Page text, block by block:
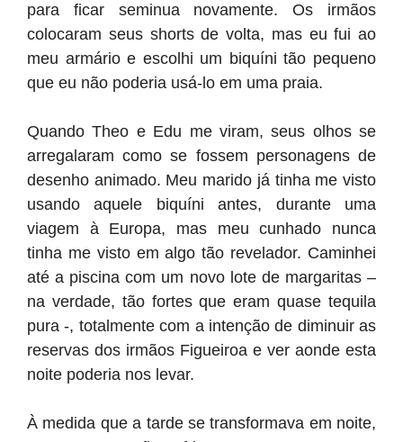
para ficar seminua novamente. Os irmãos
colocaram seus shorts de volta, mas eu fui ao
meu armário e escolhi um biquíni tão pequeno
que eu não poderia usá-lo em uma praia.
Quando Theo e Edu me viram, seus olhos se
arregalaram como se fossem personagens de
desenho animado. Meu marido já tinha me visto
usando aquele biquíni antes, durante uma
viagem à Europa, mas meu cunhado nunca
tinha me visto em algo tão revelador. Caminhei
até a piscina com um novo lote de margaritas –
na verdade, tão fortes que eram quase tequila
pura -, totalmente com a intenção de diminuir as
reservas dos irmãos Figueiroa e ver aonde esta
noite poderia nos levar.
À medida que a tarde se transformava em noite,